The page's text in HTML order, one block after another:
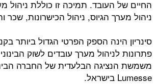
תמיכה זו כוללת ניהול מערך העובד,
הגיוס, ניהול הכישרונות, שכר והטבות ועוד.
הספק הפרטי הגדול ביותר בקנדה של
מערך עובדים לשוק הבינוני והיא
הבלעדית של החברה הבינלאומית